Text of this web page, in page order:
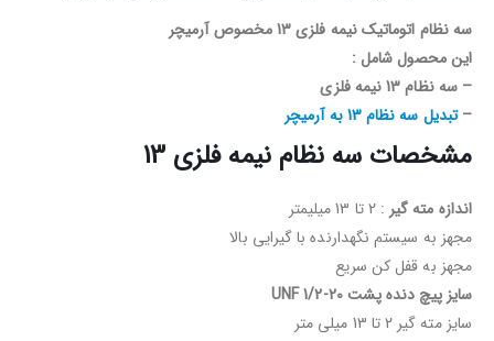
سه نظام اتوماتیک نیمه فلزی 13 مخصوص آرمیچر
این محصول شامل :
– سه نظام 13 نیمه فلزی
–تبدیل سه نظام 13 به آرمیچر
مشخصات سه نظام نیمه فلزی 13
اندازه مته گیر : 2 تا 13 میلیمتر
مجهز به سیستم نگهدارنده با گیرایی بالا
مجهز به قفل کن سریع
سایز پیچ دنده پشت 20-1/2 UNF
سایز مته گیر 2 تا 13 میلی متر